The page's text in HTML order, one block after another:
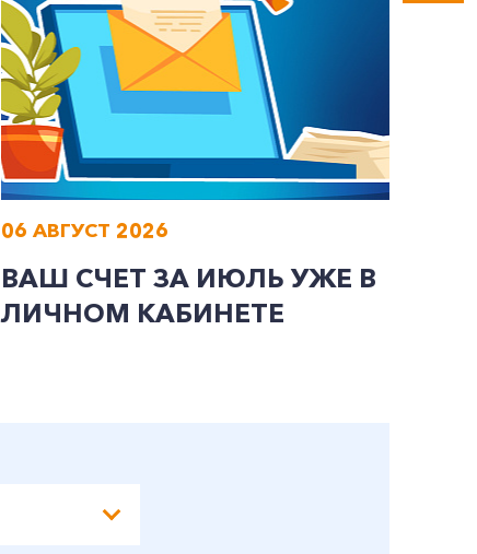
06 АВГУСТ 2026
ВАШ СЧЕТ ЗА ИЮЛЬ УЖЕ В
ЛИЧНОМ КАБИНЕТЕ